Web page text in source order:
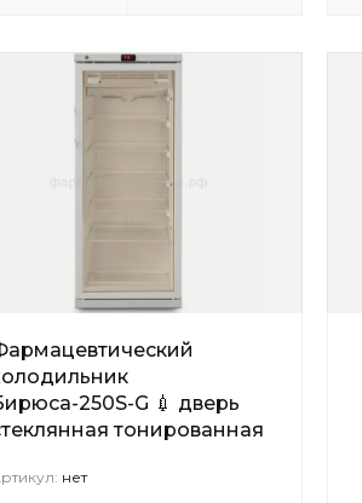
250S-G 💉 дверь
тонированная
нет